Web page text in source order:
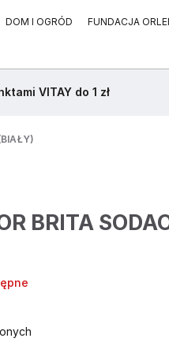
DOM I OGRÓD FUNDACJA
VITAY do 1 zł
BRITA